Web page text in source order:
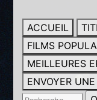
ACCUEIL
FILMS
MEILLEURES
ENVOYER